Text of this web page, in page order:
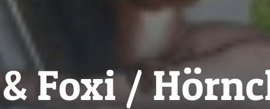
Foxi /